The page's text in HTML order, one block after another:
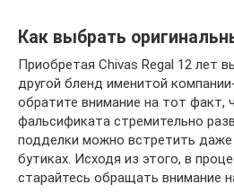
Как выбрать
Приобретая Chivas Regal 12 лет
другой бленд именитой
обратите внимание на тот факт,
фальсификата стремительно
подделки можно встретить даже
бутиках. Исходя из этого, в
старайтесь обращать внимание